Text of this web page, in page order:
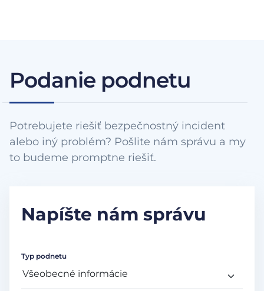
Podanie podnetu
Potrebujete riešiť bezpečnostný incident
alebo iný problém? Pošlite nám správu a my
to budeme promptne riešiť.
Napíšte nám správu
Typ podnetu